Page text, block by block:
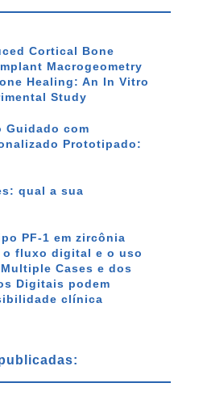
Cortical Bone
Macrogeometry
Healing: An In Vitro
Study
Guidado com
Prototipado:
qual a sua
PF-1 em zircônia
fluxo digital e o uso
Cases e dos
Digitais podem
clínica